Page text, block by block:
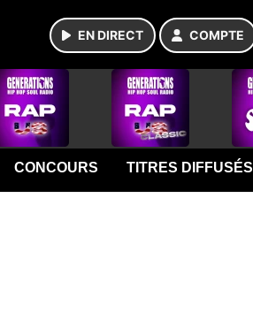
EN DIRECT COMPTE
CONCOURS TITRES DIFFUSÉS